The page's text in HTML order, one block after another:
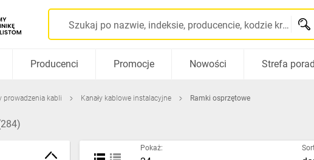
Szukaj po nazwie, indeksie, producencie, kodzie kreskowym...
Producenci Promocje Nowości Strefa porad
prowadzenia kabli Kanały kablowe instalacyjne Ramki osprzętowe
Pokaż: